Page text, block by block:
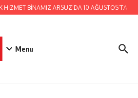
BİNAMIZ ARSUZ’DA 10 AĞUSTOS’TA
Menu